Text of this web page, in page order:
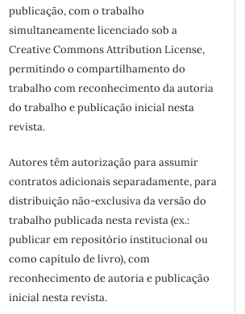
publicação, com o trabalho
simultaneamente licenciado sob a
Creative Commons Attribution License,
permitindo o compartilhamento do
trabalho com reconhecimento da autoria
do trabalho e publicação inicial nesta
revista.
Autores têm autorização para assumir
contratos adicionais separadamente, para
distribuição não-exclusiva da versão do
trabalho publicada nesta revista (ex.:
publicar em repositório institucional ou
como capítulo de livro), com
reconhecimento de autoria e publicação
inicial nesta revista.